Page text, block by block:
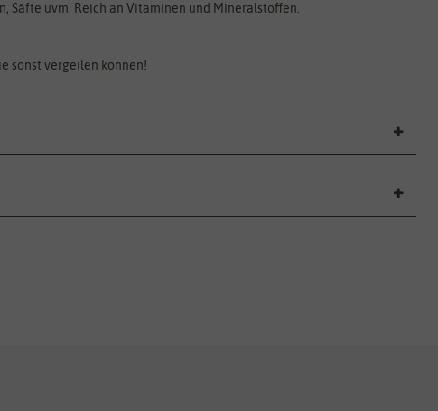
Säfte uvm. Reich an Vitaminen und Mineralstoffen.
sonst vergeilen können!